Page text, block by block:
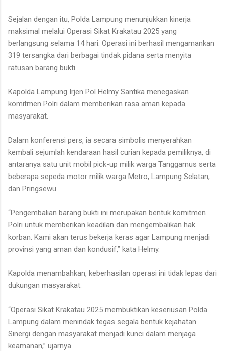
Sejalan dengan itu, Polda Lampung menunjukkan kinerja
maksimal melalui Operasi Sikat Krakatau 2025 yang
berlangsung selama 14 hari. Operasi ini berhasil mengamankan
319 tersangka dari berbagai tindak pidana serta menyita
ratusan barang bukti.
Kapolda Lampung Irjen Pol Helmy Santika menegaskan
komitmen Polri dalam memberikan rasa aman kepada
masyarakat.
Dalam konferensi pers, ia secara simbolis menyerahkan
kembali sejumlah kendaraan hasil curian kepada pemiliknya, di
antaranya satu unit mobil pick-up milik warga Tanggamus serta
beberapa sepeda motor milik warga Metro, Lampung Selatan,
dan Pringsewu.
“Pengembalian barang bukti ini merupakan bentuk komitmen
Polri untuk memberikan keadilan dan mengembalikan hak
korban. Kami akan terus bekerja keras agar Lampung menjadi
provinsi yang aman dan kondusif,” kata Helmy.
Kapolda menambahkan, keberhasilan operasi ini tidak lepas dari
dukungan masyarakat.
“Operasi Sikat Krakatau 2025 membuktikan keseriusan Polda
Lampung dalam menindak tegas segala bentuk kejahatan.
Sinergi dengan masyarakat menjadi kunci dalam menjaga
keamanan,” ujarnya.